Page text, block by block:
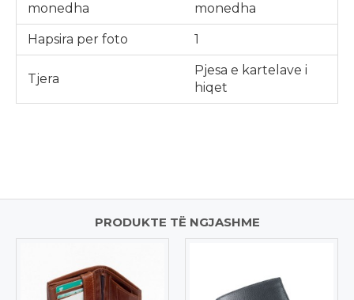
monedha
monedha
Hapsira per foto 1
Tjera
Pjesa e kartelave i
hiqet
PRODUKTE TË NGJASHME